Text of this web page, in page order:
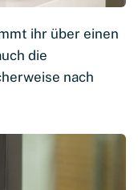
ihr über einen
die
nach